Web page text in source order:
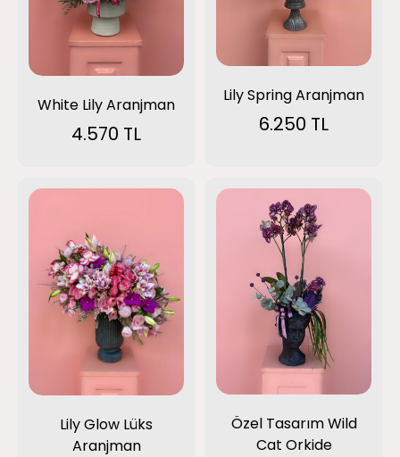
White Lily Aranjman
4.570 TL
Lily Spring Aranjman
6.250 TL
Lily Glow Lüks
Aranjman
Özel Tasarım Wild
Cat Orkide